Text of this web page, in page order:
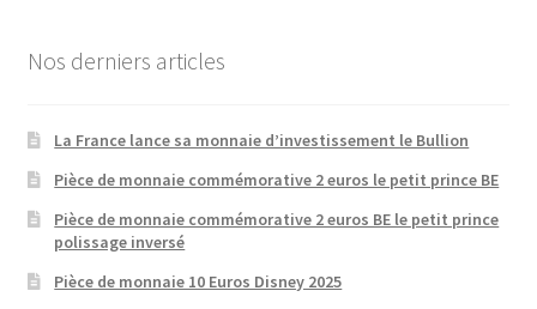
Nos derniers articles
La France lance sa monnaie d’investissement le Bullion
Pièce de monnaie commémorative 2 euros le petit prince BE
Pièce de monnaie commémorative 2 euros BE le petit prince
polissage inversé
Pièce de monnaie 10 Euros Disney 2025